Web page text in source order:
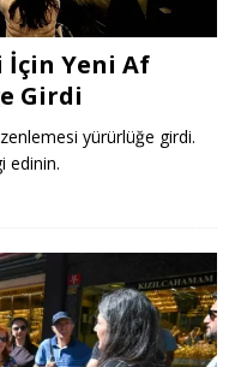
Yeni Af
Girdi
yürürlüğe girdi.
edinin.